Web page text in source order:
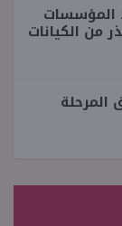
المؤسسات
من الكيانات